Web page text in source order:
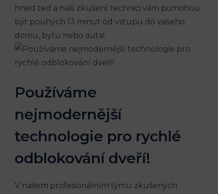
hned teď a naši zkušení technici vám pomohou
být pouhých 13 minut od vstupu do vašeho
domu, bytu nebo auta!
Používáme
nejmodernější
technologie pro rychlé
odblokování dveří!
V našem profesionálním týmu zkušených